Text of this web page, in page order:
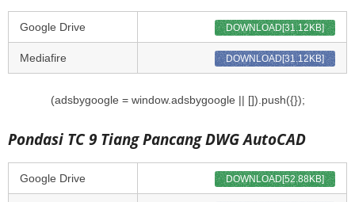
Google Drive DOWNLOAD[31.12KB]
Mediafire DOWNLOAD[31.12KB]
(adsbygoogle = window.adsbygoogle || []).push({});
Pondasi TC 9 Tiang Pancang DWG AutoCAD
Google Drive DOWNLOAD[52.88KB]